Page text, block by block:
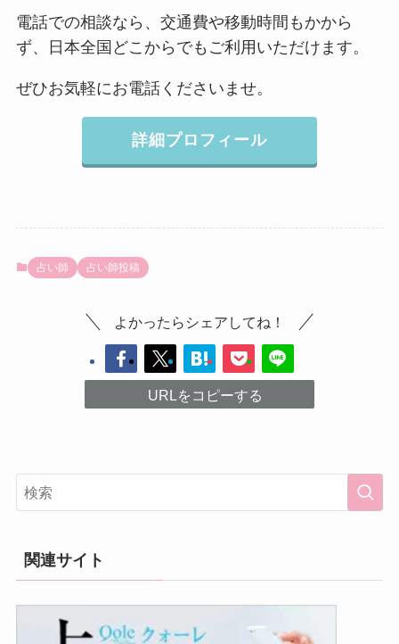
電話での相談なら、交通費や移動時間もかから
ず、日本全国どこからでもご利用いただけます。
ぜひお気軽にお電話くださいませ。
詳細プロフィール
占い師 占い師投稿
よかったらシェアしてね！
URLをコピーする
関連サイト